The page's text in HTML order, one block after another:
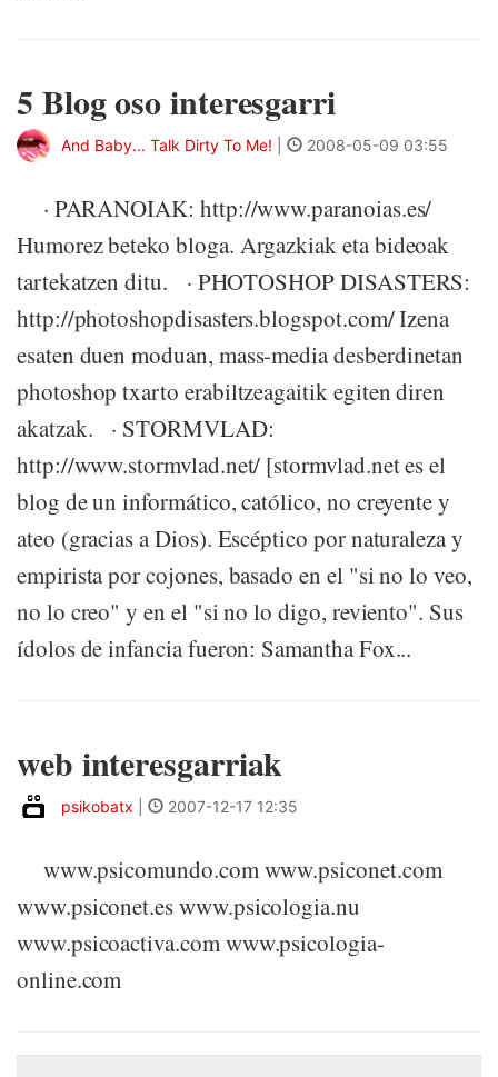
5 Blog oso interesgarri
And Baby... Talk Dirty To Me! 2008-05-09 03:55
· PARANOIAK: http://www.paranoias.es/
Humorez beteko bloga. Argazkiak eta bideoak
tartekatzen ditu. · PHOTOSHOP DISASTERS:
http://photoshopdisasters.blogspot.com/ Izena
esaten duen moduan, mass-media desberdinetan
photoshop txarto erabiltzeagaitik egiten diren
akatzak. · STORMVLAD:
http://www.stormvlad.net/ [stormvlad.net es el
blog de un informático, católico, no creyente y
ateo (gracias a Dios). Escéptico por naturaleza y
empirista por cojones, basado en el "si no lo veo,
no lo creo" y en el "si no lo digo, reviento". Sus
ídolos de infancia fueron: Samantha Fox...
web interesgarriak
psikobatx 2007-12-17 12:35
www.psicomundo.com www.psiconet.com
www.psiconet.es www.psicologia.nu
www.psicoactiva.com www.psicologia-
online.com